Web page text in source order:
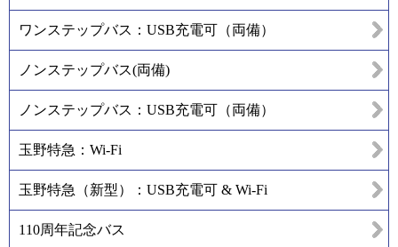
ワンステップバス：USB充電可（両備）
ノンステップバス(両備)
ノンステップバス：USB充電可（両備）
玉野特急：Wi-Fi
玉野特急（新型）：USB充電可 & Wi-Fi
110周年記念バス